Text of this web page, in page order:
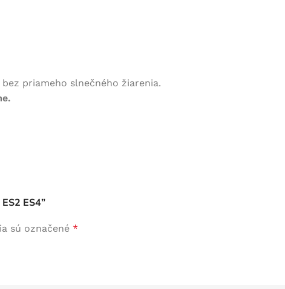
priameho slnečného žiarenia.
ES4”
sú označené *